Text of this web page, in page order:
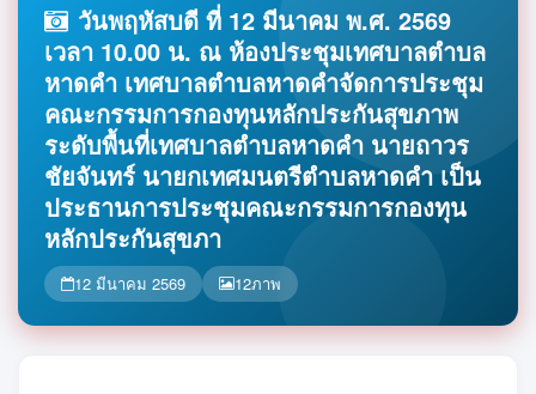
วันพฤหัสบดี ที่ 12 มีนาคม พ.ศ. 2569
เวลา 10.00 น. ณ ห้องประชุมเทศบาลตำบล
หาดคำ เทศบาลตำบลหาดคำจัดการประชุม
คณะกรรมการกองทุนหลักประกันสุขภาพ
ระดับพื้นที่เทศบาลตำบลหาดคำ นายถาวร
ชัยจันทร์ นายกเทศมนตรีตำบลหาดคำ เป็น
ประธานการประชุมคณะกรรมการกองทุน
หลักประกันสุขภา
12 มีนาคม 2569 12ภาพ